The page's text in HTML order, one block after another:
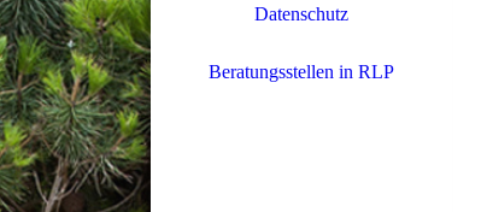
Datenschutz
Beratungsstellen in RLP